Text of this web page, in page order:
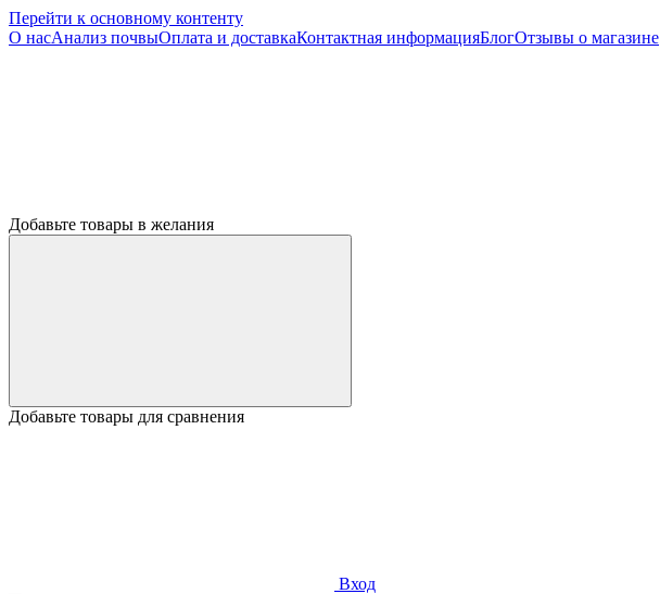
Перейти к основному контенту
О насАнализ почвыОплата и доставкаКонтактная информацияБлогОтзывы о магазине
Добавьте товары в желания
Добавьте товары для сравнения
Вход